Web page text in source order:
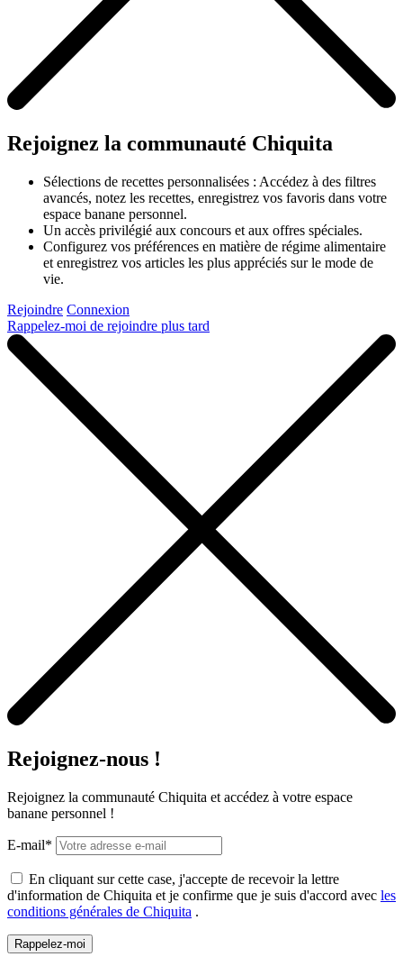
Rejoignez la communauté Chiquita
Sélections de recettes personnalisées : Accédez à des filtres
avancés, notez les recettes, enregistrez vos favoris dans votre
espace banane personnel.
Un accès privilégié aux concours et aux offres spéciales.
Configurez vos préférences en matière de régime alimentaire
et enregistrez vos articles les plus appréciés sur le mode de
vie.
Rejoindre Connexion
Rappelez-moi de rejoindre plus tard
Rejoignez-nous !
Rejoignez la communauté Chiquita et accédez à votre espace
banane personnel !
E-mail*
En cliquant sur cette case, j'accepte de recevoir la lettre
d'information de Chiquita et je confirme que je suis d'accord avec les
conditions générales de Chiquita .